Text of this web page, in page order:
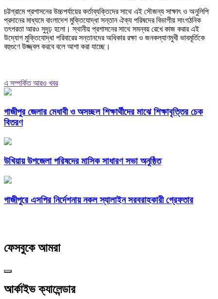
চট্টগ্রামে প্রশাসনের উচ্চপর্যায়ের কর্তাব্যক্তিদের সাথে এই সৌজন্য সাক্ষাৎ ও অনুলিপি
প্রদানের মাধ্যমে বাংলাদেশ মুক্তিযোদ্ধা সন্তান ঐক্য পরিষদের বিভাগীয় সাংগঠনিক
তৎপরতা আরও সুদৃঢ় হলো। স্থানীয় প্রশাসনের সাথে সমন্বয় রেখে কাজ করার এই
উদ্যোগ মুক্তিযোদ্ধা পরিবারের সন্তানদের অধিকার রক্ষা ও জনকল্যাণমুখী ভাবমূর্তিকে
বহুগুণে উজ্জ্বল করবে বলে আশা করা যাচ্ছে।
এ সম্পর্কিত আরও খবর
গাজীপুর জেলার মেধাবী ও অসচ্ছল শিক্ষার্থীদের মাঝে শিক্ষাবৃত্তির চেক
বিতরণ
উখিয়ায় উপজেলা পরিষদের মাসিক সাধারণ সভা অনুষ্ঠিত
গাজীপুরে এসপির নির্দেশনায় নকল স্যালাইন সরবরাহকারী গ্রেফতার
ফেসবুকে আমরা
আর্কাইভ ক্যালেন্ডার